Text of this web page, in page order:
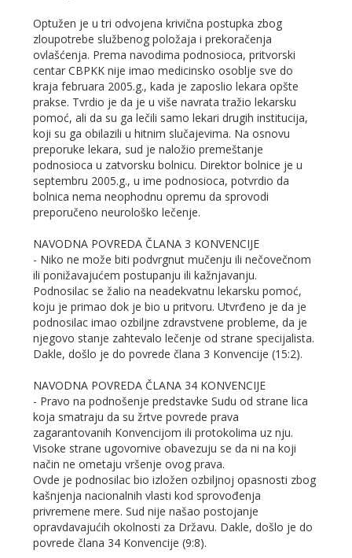
Optužen je u tri odvojena krivična postupka zbog
zloupotrebe službenog položaja i prekoračenja
ovlašćenja. Prema navodima podnosioca, pritvorski
centar CBPKK nije imao medicinsko osoblje sve do
kraja februara 2005.g., kada je zaposlio lekara opšte
prakse. Tvrdio je da je u više navrata tražio lekarsku
pomoć, ali da su ga lečili samo lekari drugih institucija,
koji su ga obilazili u hitnim slučajevima. Na osnovu
preporuke lekara, sud je naložio premeštanje
podnosioca u zatvorsku bolnicu. Direktor bolnice je u
septembru 2005.g., u ime podnosioca, potvrdio da
bolnica nema neophodnu opremu da sprovodi
preporučeno neurološko lečenje.
NAVODNA POVREDA ČLANA 3 KONVENCIJE
- Niko ne može biti podvrgnut mučenju ili nečovečnom
ili ponižavajućem postupanju ili kažnjavanju.
Podnosilac se žalio na neadekvatnu lekarsku pomoć,
koju je primao dok je bio u pritvoru. Utvrđeno je da je
podnosilac imao ozbiljne zdravstvene probleme, da je
njegovo stanje zahtevalo lečenje od strane specijalista.
Dakle, došlo je do povrede člana 3 Konvencije (15:2).
NAVODNA POVREDA ČLANA 34 KONVENCIJE
- Pravo na podnošenje predstavke Sudu od strane lica
koja smatraju da su žrtve povrede prava
zagarantovanih Konvencijom ili protokolima uz nju.
Visoke strane ugovornive obavezuju se da ni na koji
način ne ometaju vršenje ovog prava.
Ovde je podnosilac bio izložen ozbiljnoj opasnosti zbog
kašnjenja nacionalnih vlasti kod sprovođenja
privremene mere. Sud nije našao postojanje
opravdavajućih okolnosti za Državu. Dakle, došlo je do
povrede člana 34 Konvencije (9:8).